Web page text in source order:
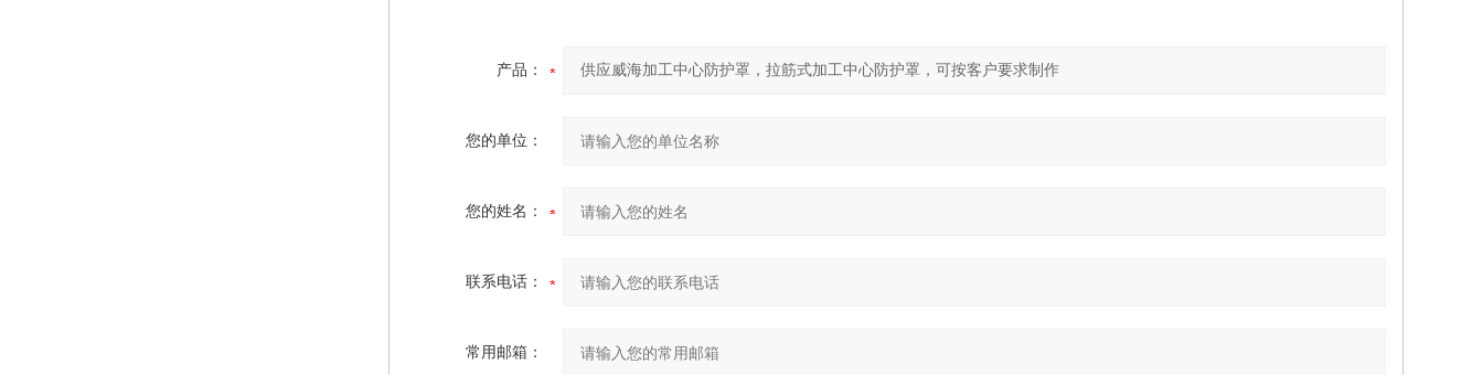
产品：
您的单位：
您的姓名：
联系电话：
常用邮箱：